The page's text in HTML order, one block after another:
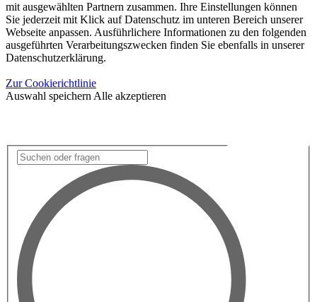
mit ausgewählten Partnern zusammen. Ihre Einstellungen können
Sie jederzeit mit Klick auf Datenschutz im unteren Bereich unserer
Webseite anpassen. Ausführlichere Informationen zu den folgenden
ausgeführten Verarbeitungszwecken finden Sie ebenfalls in unserer
Datenschutzerklärung.
Zur Cookierichtlinie
Auswahl speichern Alle akzeptieren